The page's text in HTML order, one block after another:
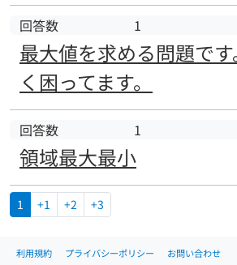
回答数 1
最大値を求める問題で
く困ってます。
回答数 1
領域最大最小
1 +1 +2 +3
利用規約 プライバシーポリシー お問い合わせ